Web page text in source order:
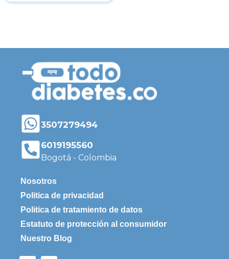
3507279494
6019195560
Bogotá - Colombia
Nosotros
Politica de privacidad
Politica de tratamiento de datos
Estatuto de protección al consumidor
Nuestro Blog